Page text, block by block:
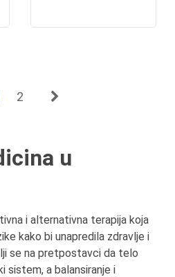
2
u
i alternativna terapija koja
kako bi unapredila zdravlje i
se na pretpostavci da telo
sistem, a balansiranje i